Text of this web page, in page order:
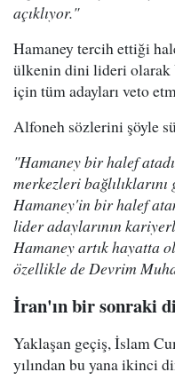
açıklıyor."
Hamaney tercih ettiği
ülkenin dini lideri olarak
için tüm adayları veto
Alfoneh sözlerini şöyle
"Hamaney bir halef
merkezleri
Hamaney'in bir halef
lider adaylarının
Hamaney artık hayatta
özellikle de Devrim
İran'ın bir sonraki
Yaklaşan geçiş, İslam
yılından bu yana ikinci